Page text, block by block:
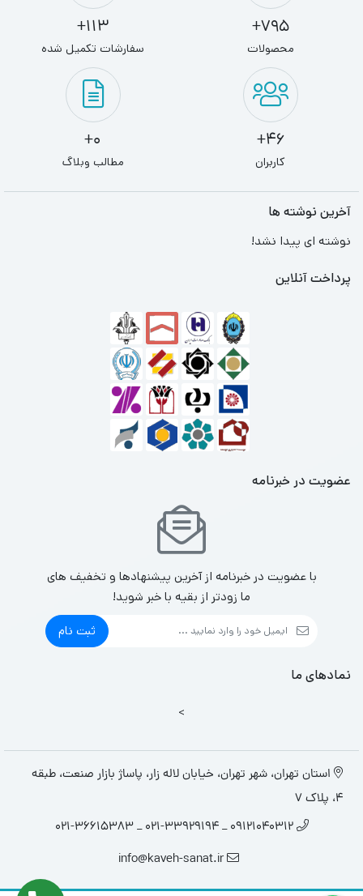
795+
محصولات
113+
سفارشات تکمیل شده
46+
کاربران
0+
مطالب وبلاگ
آخرین نوشته ها
نوشته ای پیدا نشد!
پرداخت آنلاین
عضویت در خبرنامه
با عضویت در خبرنامه از آخرین پیشنهادها و تخفیف های
ما زودتر از بقیه با خبر شوید!
ثبت نام
نمادهای ما
>
استان تهران، شهر تهران، خیابان لاله زار، پاساژ بازار صنعت، طبقه
4، پلاک 7
09121040312 _ 021-33929194 _ 021-36615383
info@kaveh-sanat.ir